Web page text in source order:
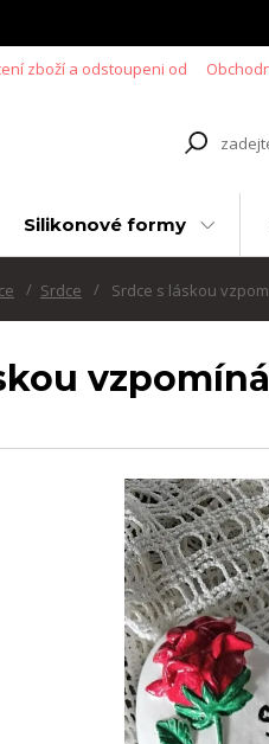
zboží a odstoupeni od
Silikonové formy
Srdce Srdce s láskou